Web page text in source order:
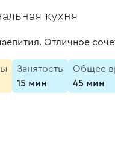
кухня
Отличное
Занятость
15 мин
Общее
45 мин